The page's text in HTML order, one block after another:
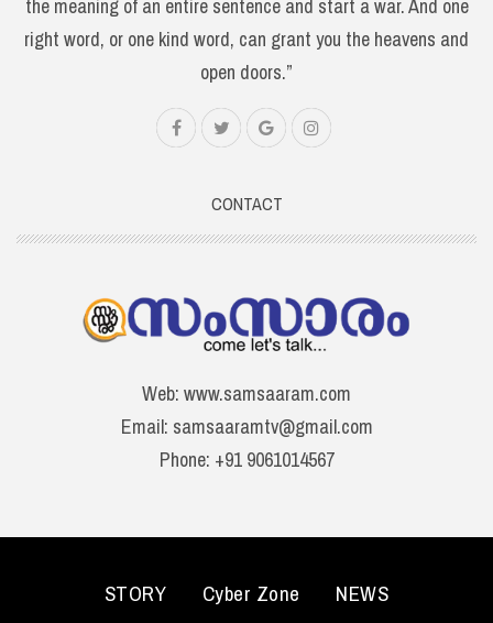
the meaning of an entire sentence and start a war. And one
right word, or one kind word, can grant you the heavens and
open doors.”
CONTACT
Web: www.samsaaram.com
Email: samsaaramtv@gmail.com
Phone: +91 9061014567
STORY Cyber Zone
NEWS